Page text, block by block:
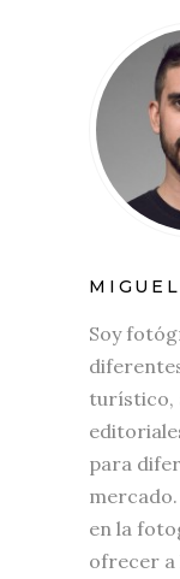
Soy
turístico,
para
en la
ofrecer a